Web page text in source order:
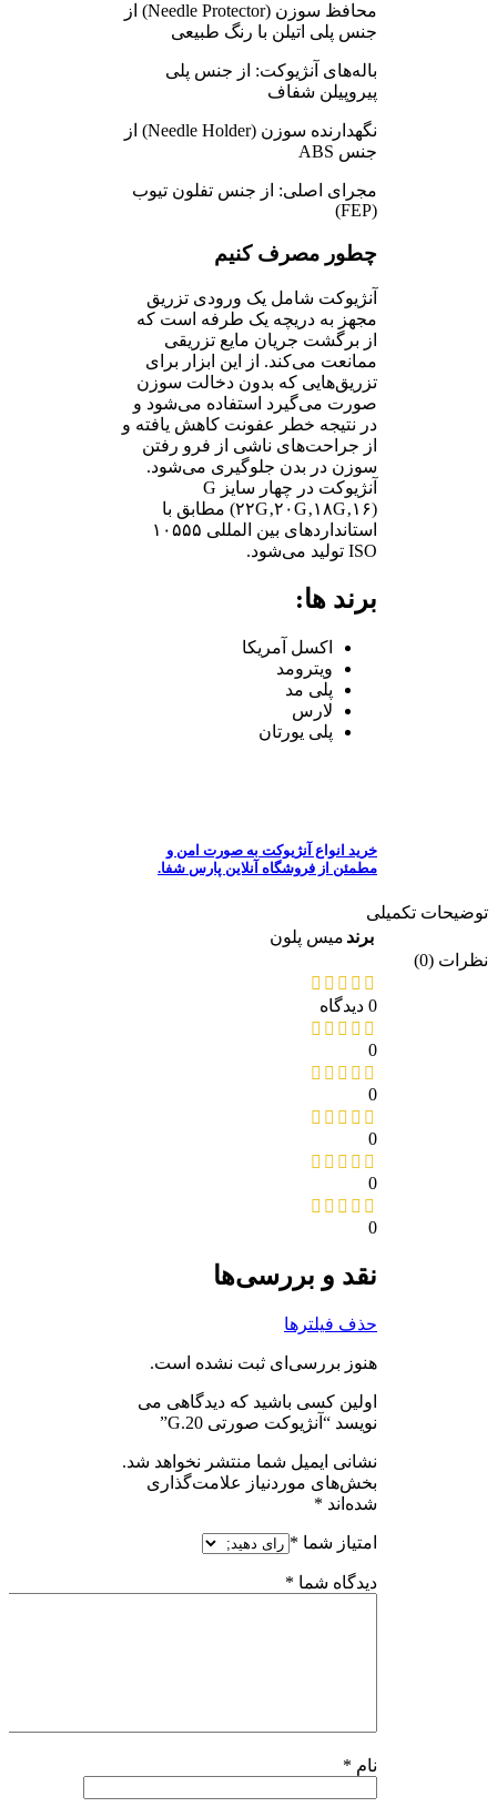
محافظ سوزن (Needle Protector) از
جنس پلی اتیلن با رنگ طبیعی
باله‌های آنژیوکت: از جنس پلی
پیروپیلن شفاف
نگهدارنده سوزن (Needle Holder) از
جنس ABS
مجرای اصلی: از جنس تفلون تیوب
چطور مصرف کنیم
آنژیوکت شامل یک ورودی تزریق
مجهز به دریچه یک طرفه است که
از برگشت جریان مایع تزریقی
ممانعت می‌کند. از این ابزار برای
تزریق‌هایی که بدون دخالت سوزن
صورت می‌گیرد استفاده می‌شود و
در نتیجه خطر عفونت کاهش یافته و
از جراحت‌های ناشی از فرو رفتن
سوزن در بدن جلوگیری می‌شود.
آنژیوکت در چهار سایز G
(۲۲G‚۲۰G‚۱۸G‚۱۶) مطابق با
استانداردهای بین المللی ۱۰۵۵۵
ISO تولید می‌شود.
برند ها:
اکسل آمریکا
ویترومد
پلی مد
لارس
پلی یورتان
خرید انواع آنژیوکت به صورت امن و
مطمئن از فروشگاه آنلاین پارس شفا.
تکمیلی
برندمیس پلون
(0)
نقد و بررسی‌ها
حذف فیلترها
هنوز بررسی‌ای ثبت نشده است.
اولین کسی باشید که دیدگاهی می
نویسد “آنژیوکت صورتی G.20”
نشانی ایمیل شما منتشر نخواهد شد.
بخش‌های موردنیاز علامت‌گذاری
شده‌اند *
امتیاز شما*
دیدگاه شما*
نام*